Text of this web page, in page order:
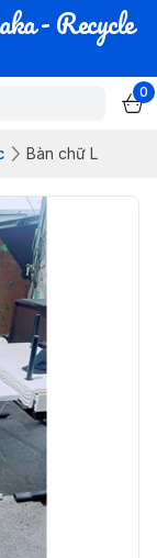
- Recycle
0
Bàn chữ L